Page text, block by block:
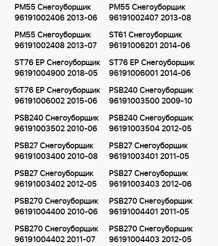
PM55 Снегоуборщик
96191002406 2013-06
PM55 Снегоуборщик
96191002407 2013-08
PM55 Снегоуборщик
96191002408 2013-07
ST61 Снегоуборщик
96191006201 2014-06
ST76 EP Снегоуборщик
96191004900 2018-05
ST76 EP Снегоуборщик
96191006001 2014-06
ST76 EP Снегоуборщик
96191006002 2015-06
PSB240 Снегоуборщик
96191003500 2009-10
PSB240 Снегоуборщик
96191003502 2010-06
PSB240 Снегоуборщик
96191003504 2012-05
PSB27 Снегоуборщик
96191003400 2010-08
PSB27 Снегоуборщик
96191003401 2011-05
PSB27 Снегоуборщик
96191003402 2012-05
PSB27 Снегоуборщик
96191003403 2012-06
PSB270 Снегоуборщик
96191004400 2010-06
PSB270 Снегоуборщик
96191004401 2011-05
PSB270 Снегоуборщик
96191004402 2011-07
PSB270 Снегоуборщик
96191004403 2012-05